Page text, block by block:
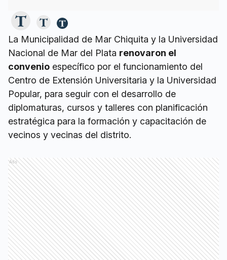
La Municipalidad de Mar Chiquita y la Universidad
Nacional de Mar del Plata renovaron el
convenio específico por el funcionamiento del
Centro de Extensión Universitaria y la Universidad
Popular, para seguir con el desarrollo de
diplomaturas, cursos y talleres con planificación
estratégica para la formación y capacitación de
vecinos y vecinas del distrito.
Ads